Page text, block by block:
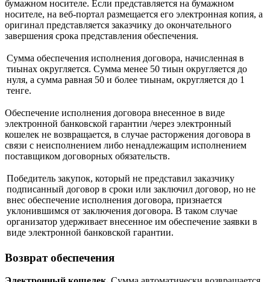
бумажном носителе. Если представляется на бумажном
носителе, на веб-портал размещается его электронная копия, а
оригинал представляется заказчику до окончательного
завершения срока представления обеспечения.
Сумма обеспечения исполнения договора, начисленная в
тиынах округляется. Сумма менее 50 тиын округляется до
нуля, а сумма равная 50 и более тиынам, округляется до 1
тенге.
Обеспечение исполнения договора внесенное в виде
электронной банковской гарантии /через электронный
кошелек не возвращается, в случае расторжения договора в
связи с неисполнением либо ненадлежащим исполнением
поставщиком договорных обязательств.
Победитель закупок, который не представил заказчику
подписанный договор в сроки или заключил договор, но не
внес обеспечение исполнения договора, признается
уклонившимся от заключения договора. В таком случае
организатор удерживает внесенное им обеспечение заявки в
виде электронной банковской гарантии.
Возврат обеспечения